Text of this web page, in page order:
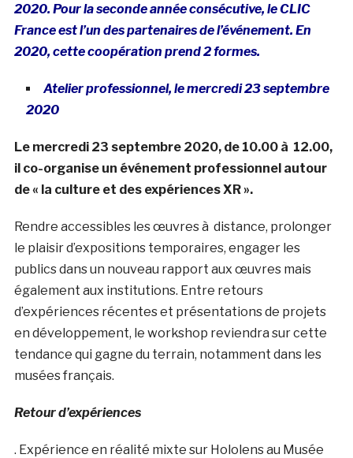
2020. Pour la seconde année consécutive, le CLIC
France est l’un des partenaires de l’événement. En
2020, cette coopération prend 2 formes.
Atelier professionnel, le mercredi 23 septembre
2020
Le mercredi 23 septembre 2020, de 10.00 à 12.00,
il co-organise un événement professionnel autour
de « la culture et des expériences XR ».
Rendre accessibles les œuvres à distance, prolonger
le plaisir d’expositions temporaires, engager les
publics dans un nouveau rapport aux œuvres mais
également aux institutions. Entre retours
d’expériences récentes et présentations de projets
en développement, le workshop reviendra sur cette
tendance qui gagne du terrain, notamment dans les
musées français.
Retour d’expériences
. Expérience en réalité mixte sur Hololens au Musée